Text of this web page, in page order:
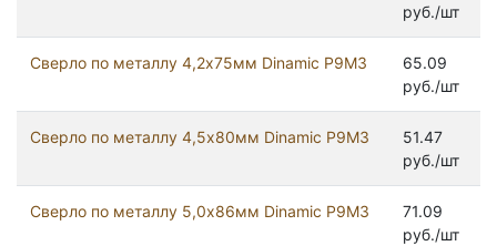
руб./шт
Сверло по металлу 4,2х75мм Dinamic Р9М3
65.09
руб./шт
Сверло по металлу 4,5х80мм Dinamic Р9М3
51.47
руб./шт
Сверло по металлу 5,0х86мм Dinamic Р9М3
71.09
руб./шт